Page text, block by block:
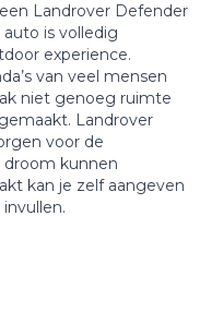
Landrover Defender
is volledig
experience.
van veel mensen
niet genoeg ruimte
Landrover
voor de
droom kunnen
kan je zelf aangeven